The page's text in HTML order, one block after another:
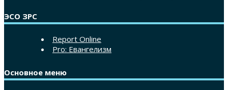
ЭСО ЗРС
Report Online
Pro: Евангелизм
Основное меню